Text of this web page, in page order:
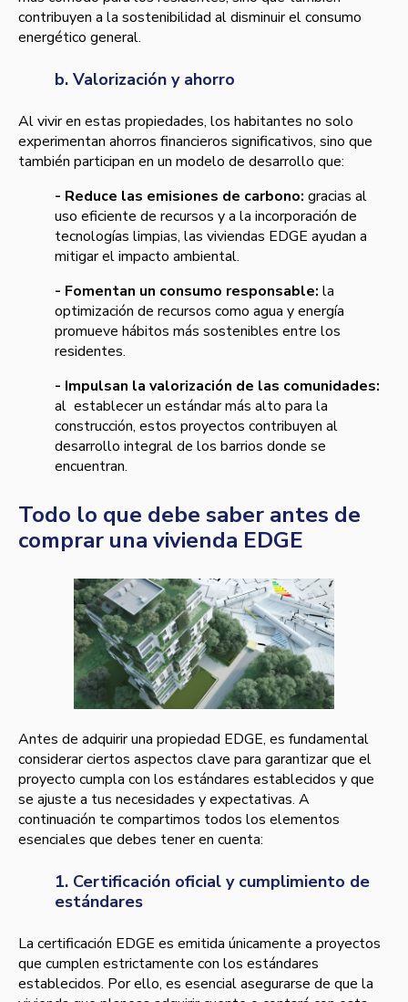
contribuyen a la sostenibilidad al disminuir el consumo
energético general.
b. Valorización y ahorro
Al vivir en estas propiedades, los habitantes no solo
experimentan ahorros financieros significativos, sino que
también participan en un modelo de desarrollo que:
- Reduce las emisiones de carbono: gracias al
uso eficiente de recursos y a la incorporación de
tecnologías limpias, las viviendas EDGE ayudan a
mitigar el impacto ambiental.
- Fomentan un consumo responsable: la
optimización de recursos como agua y energía
promueve hábitos más sostenibles entre los
residentes.
- Impulsan la valorización de las comunidades:
al establecer un estándar más alto para la
construcción, estos proyectos contribuyen al
desarrollo integral de los barrios donde se
encuentran.
Todo lo que debe saber antes de
comprar una vivienda EDGE
Antes de adquirir una propiedad EDGE, es fundamental
considerar ciertos aspectos clave para garantizar que el
proyecto cumpla con los estándares establecidos y que
se ajuste a tus necesidades y expectativas. A
continuación te compartimos todos los elementos
esenciales que debes tener en cuenta:
1. Certificación oficial y cumplimiento de
estándares
La certificación EDGE es emitida únicamente a proyectos
que cumplen estrictamente con los estándares
establecidos. Por ello, es esencial asegurarse de que la